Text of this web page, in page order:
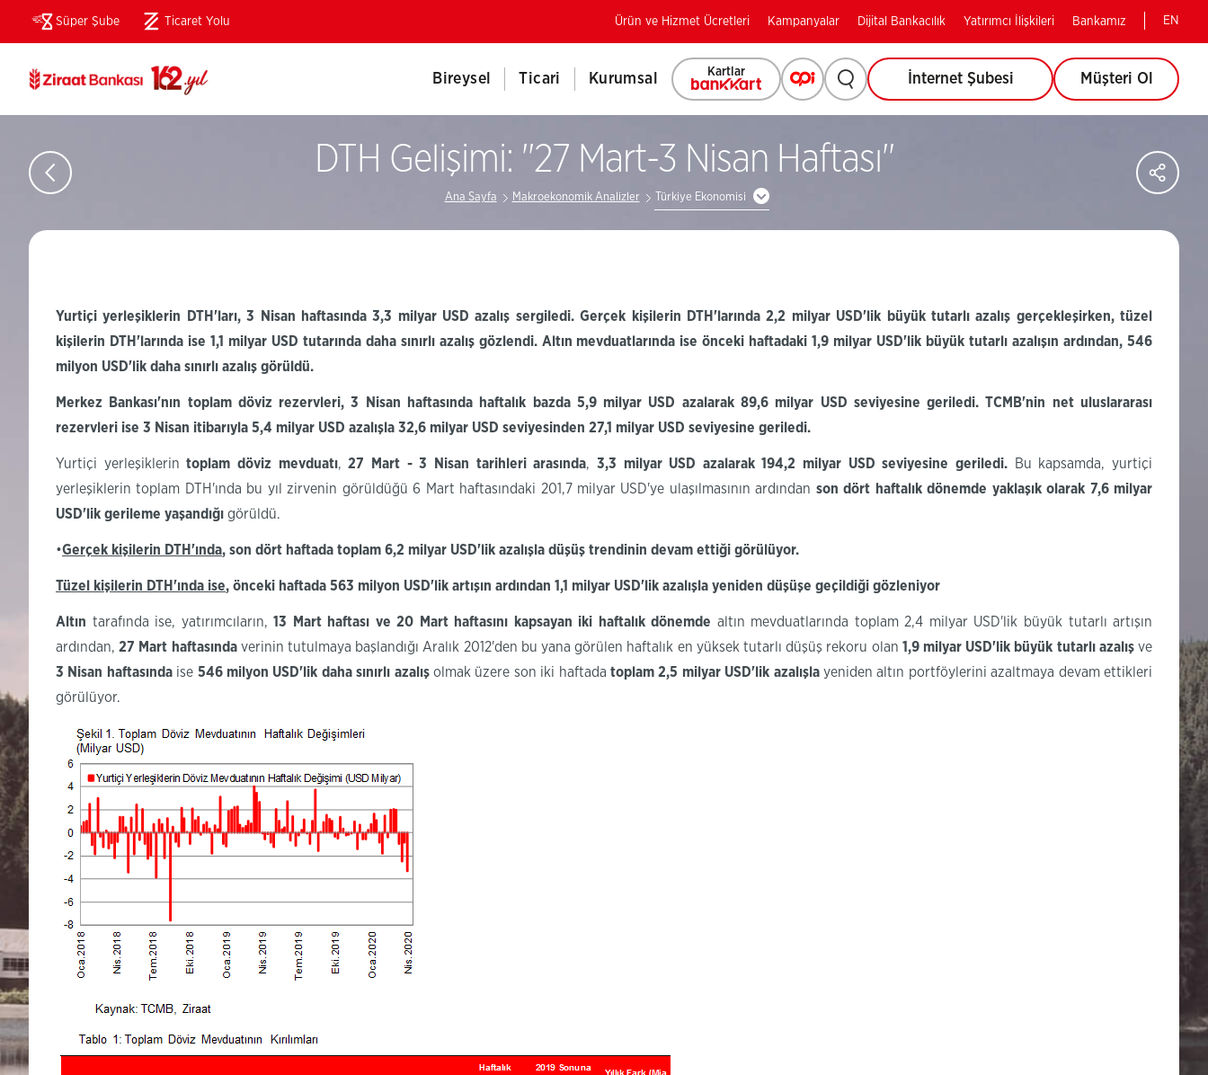
Süper Şube Ticaret Yolu
(Bu
sayfa
pencerede
açılacaktır)
Ürün ve Hizmet Ücretleri Kampanyalar Dijital Bankacılık Yatırımcı İlişkileri Bankamız EN
Bireysel Ticari Kurumsal Kartlar Opi
(Bu
sayfa
yeni
Arama
yapmak
için
İnternet Şubesi Müşteri Ol
(Bu
açılacaktır)
DTH Gelişimi: ''27 Mart-3 Nisan Haftası''
Ana Sayfa Makroekonomik Analizler Türkiye Ekonomisi
Yurtiçi yerleşiklerin DTH'ları, 3 Nisan haftasında3,3 milyar USD azalış sergiledi. Gerçek kişilerin DTH'larında 2,2 milyar USD'lik büyük tutarlı azalış gerçekleşirken, tüzel
kişilerin DTH'larındaise 1,1 milyar USD tutarında daha sınırlı azalış gözlendi. Altın mevduatlarında ise önceki haftadaki 1,9 milyar USD'lik büyük tutarlı azalışın ardından, 546
milyon USD'lik daha sınırlı azalış görüldü.
Merkez Bankası'nın toplam döviz rezervleri, 3 Nisan haftasında haftalık bazda 5,9 milyar USD azalarak 89,6 milyar USD seviyesine geriledi.TCMB'nin net uluslararası
rezervleri ise 3 Nisan itibarıyla 5,4 milyar USD azalışla 32,6 milyar USD seviyesinden 27,1 milyar USD seviyesine geriledi.
Yurtiçi yerleşiklerintoplam döviz mevduatı,27 Mart - 3 Nisan tarihleri arasında, 3,3 milyar USD azalarak 194,2 milyar USD seviyesine geriledi.
Bu kapsamda, yurtiçi
yerleşiklerin toplam DTH'ında bu yıl zirvenin görüldüğü 6 Mart haftasındaki 201,7 milyar USD'ye ulaşılmasının ardından son dört haftalık dönemde yaklaşık olarak 7,6 milyar
USD'lik gerileme yaşandığı görüldü.
•Gerçek kişilerin DTH'ında, son dört haftada toplam 6,2 milyar USD'lik azalışla düşüş trendinin devam ettiği görülüyor.
Tüzel kişilerin DTH'ında ise, önceki haftada 563 milyon USD'lik artışın ardından 1,1 milyar USD'lik azalışla yeniden düşüşe geçildiği gözleniyor
Altın tarafında ise, yatırımcıların,13 Mart haftası ve 20 Mart haftasını kapsayan iki haftalık dönemde altın mevduatlarında toplam 2,4 milyar USD'lik büyük tutarlı artışın
ardından,27 Mart haftasında verinin tutulmaya başlandığı Aralık 2012'den bu yana görülen haftalık en yüksek tutarlı düşüş rekoru olan 1,9 milyar USD'lik büyük tutarlı azalışve
3 Nisan haftasında ise 546 milyon USD'lik daha sınırlı azalışolmak üzere son iki haftadatoplam 2,5 milyar USD'lik azalışlayeniden altın portföylerini azaltmaya devam ettikleri
görülüyor.